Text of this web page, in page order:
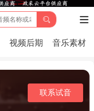
视频后期 音乐素材
联系试音